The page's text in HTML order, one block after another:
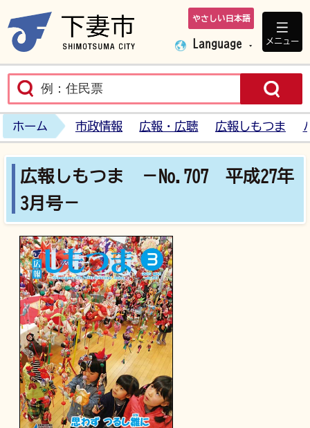
下妻市ホームペ
やさしい日本語
Language メニュー
ホーム 市政情報 広報・広聴 広報しもつま
広報しもつま －No.707 平成27年
3月号－